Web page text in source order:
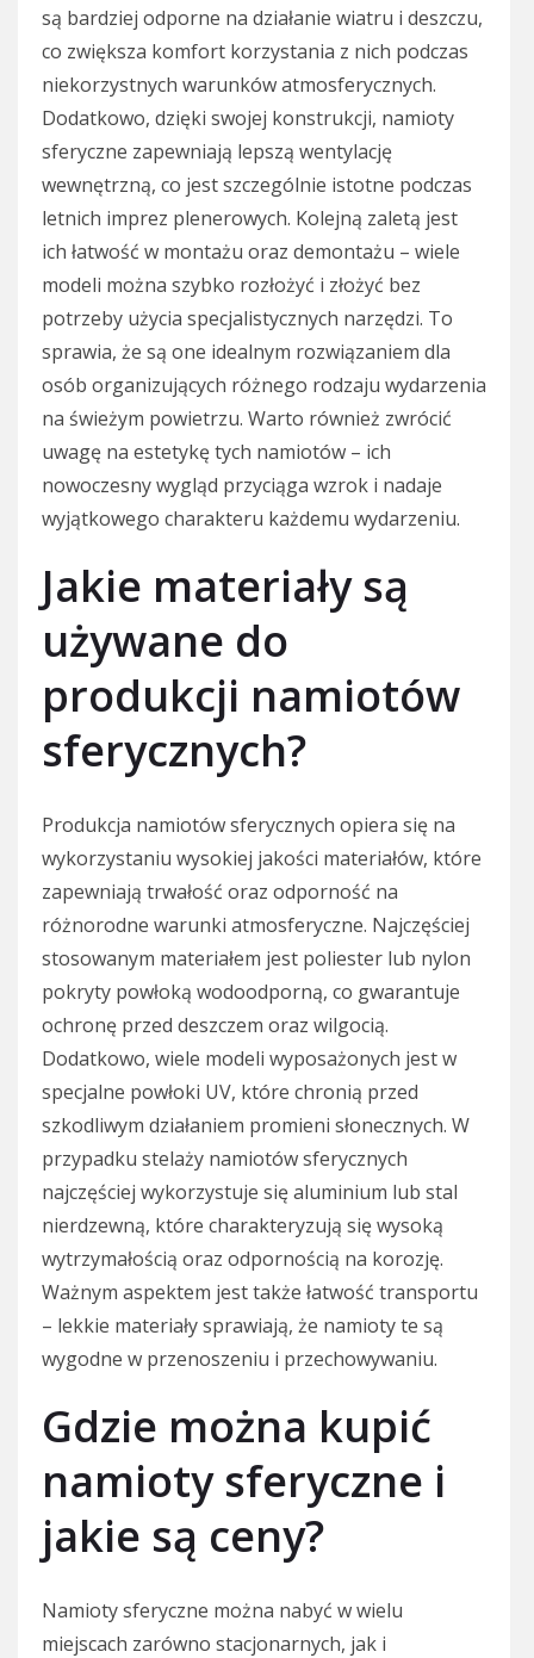
są bardziej odporne na działanie wiatru i deszczu,
co zwiększa komfort korzystania z nich podczas
niekorzystnych warunków atmosferycznych.
Dodatkowo, dzięki swojej konstrukcji, namioty
sferyczne zapewniają lepszą wentylację
wewnętrzną, co jest szczególnie istotne podczas
letnich imprez plenerowych. Kolejną zaletą jest
ich łatwość w montażu oraz demontażu – wiele
modeli można szybko rozłożyć i złożyć bez
potrzeby użycia specjalistycznych narzędzi. To
sprawia, że są one idealnym rozwiązaniem dla
osób organizujących różnego rodzaju wydarzenia
na świeżym powietrzu. Warto również zwrócić
uwagę na estetykę tych namiotów – ich
nowoczesny wygląd przyciąga wzrok i nadaje
wyjątkowego charakteru każdemu wydarzeniu.
Jakie materiały są
używane do
produkcji namiotów
sferycznych?
Produkcja namiotów sferycznych opiera się na
wykorzystaniu wysokiej jakości materiałów, które
zapewniają trwałość oraz odporność na
różnorodne warunki atmosferyczne. Najczęściej
stosowanym materiałem jest poliester lub nylon
pokryty powłoką wodoodporną, co gwarantuje
ochronę przed deszczem oraz wilgocią.
Dodatkowo, wiele modeli wyposażonych jest w
specjalne powłoki UV, które chronią przed
szkodliwym działaniem promieni słonecznych. W
przypadku stelaży namiotów sferycznych
najczęściej wykorzystuje się aluminium lub stal
nierdzewną, które charakteryzują się wysoką
wytrzymałością oraz odpornością na korozję.
Ważnym aspektem jest także łatwość transportu
– lekkie materiały sprawiają, że namioty te są
wygodne w przenoszeniu i przechowywaniu.
Gdzie można kupić
namioty sferyczne i
jakie są ceny?
Namioty sferyczne można nabyć w wielu
miejscach zarówno stacjonarnych, jak i